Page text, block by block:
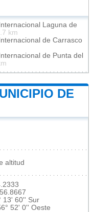
Laguna de
km
de Carrasco
de Punta del
DE
altitud
13' 60'' Sur
52' 0'' Oeste